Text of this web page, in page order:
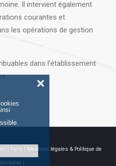
❌
Il intervient également
courantes et
les opérations de gestion
dans l’établissement
| Paris | Mentions légales & Politique de
|